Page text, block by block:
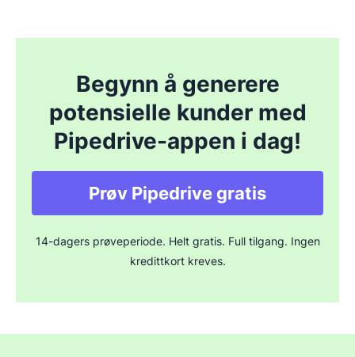
Begynn å generere
potensielle kunder med
Pipedrive-appen i dag!
Prøv Pipedrive gratis
14-dagers prøveperiode. Helt gratis. Full tilgang. Ingen
kredittkort kreves.